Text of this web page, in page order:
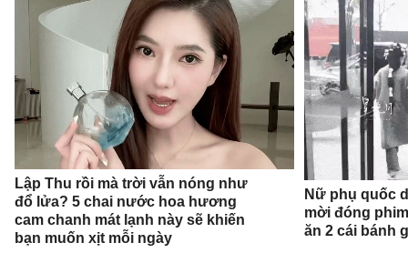
Lập Thu rồi mà trời vẫn nóng như
đổ lửa? 5 chai nước hoa hương
cam chanh mát lạnh này sẽ khiến
bạn muốn xịt mỗi ngày
Nữ phụ quốc
mời đóng
ăn 2 cái bánh